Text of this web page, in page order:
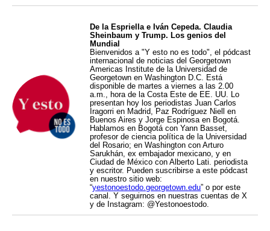
De la Espriella e Iván Cepeda. Claudia
Sheinbaum y Trump. Los genios del
Mundial
Bienvenidos a "Y esto no es todo", el pódcast
internacional de noticias del Georgetown
Americas Institute de la Universidad de
Georgetown en Washington D.C. Está
disponible de martes a viernes a las 2.00
a.m., hora de la Costa Este de EE. UU. Lo
presentan hoy los periodistas Juan Carlos
Iragorri en Madrid, Paz Rodríguez Niell en
Buenos Aires y Jorge Espinosa en Bogotá.
Hablamos en Bogotá con Yann Basset,
profesor de ciencia política de la Universidad
del Rosario; en Washington con Arturo
Sarukhán, ex embajador mexicano, y en
Ciudad de México con Alberto Lati. periodista
y escritor. Pueden suscribirse a este pódcast
en nuestro sitio web:
“yestonoestodo.georgetown.edu” o por este
canal. Y seguirnos en nuestras cuentas de X
y de Instagram: @Yestonoestodo.